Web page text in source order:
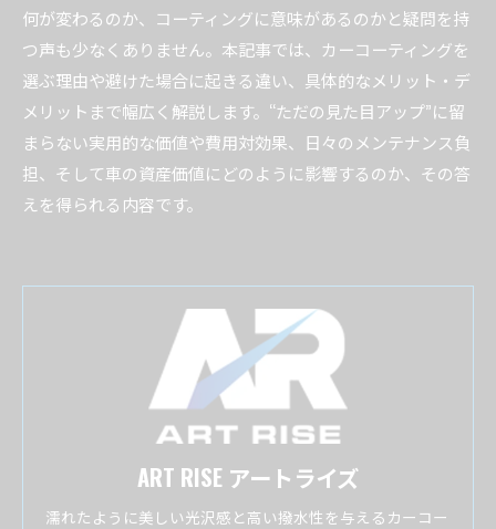
何が変わるのか、コーティングに意味があるのかと疑問を持
つ声も少なくありません。本記事では、カーコーティングを
選ぶ理由や避けた場合に起きる違い、具体的なメリット・デ
メリットまで幅広く解説します。“ただの見た目アップ”に留
まらない実用的な価値や費用対効果、日々のメンテナンス負
担、そして車の資産価値にどのように影響するのか、その答
えを得られる内容です。
ART RISE アートライズ
濡れたように美しい光沢感と高い撥水性を与えるカーコー